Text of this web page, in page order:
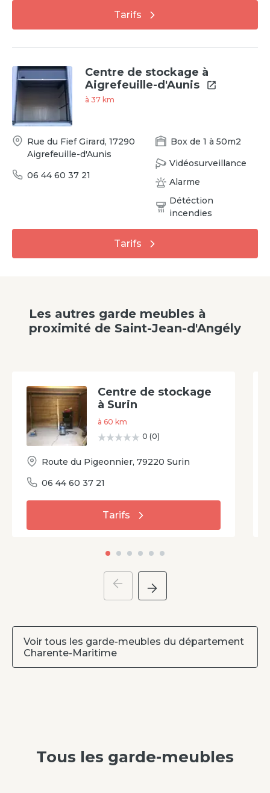
Tarifs
Centre de stockage à
Aigrefeuille-d'Aunis
à 37 km
Rue du Fief Girard, 17290
Aigrefeuille-d'Aunis
06 44 60 37 21
Boxde 1 à 50m2
Vidéosurveillance
Alarme
Détéction
incendies
Tarifs
Les autres garde meubles à
proximité de Saint-Jean-d'Angély
Centre de stockage
à Surin
à 60 km
0 (0)
Route du Pigeonnier, 79220 Surin
06 44 60 37 21
Tarifs
Voir tous les garde-meubles du département
Charente-Maritime
Tous les garde-meubles